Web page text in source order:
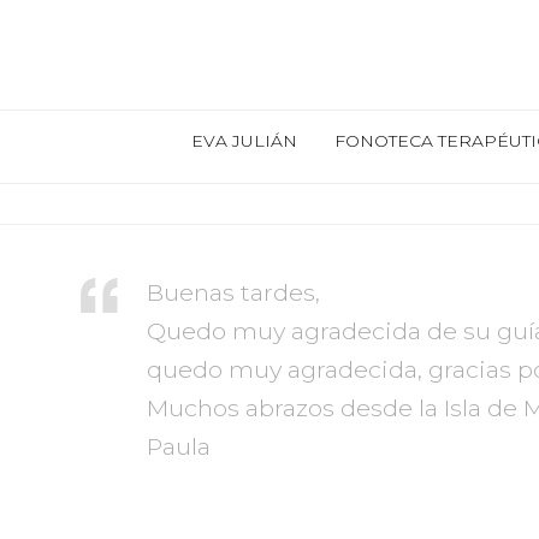
EVA JULIÁN FONOTECA
Buenas tardes,
Quedo muy agradecida de su
quedo muy agradecida, gracias
Muchos abrazos desde la Isla de
Paula